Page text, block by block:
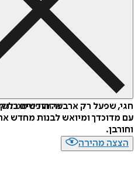
איזה פורמט
חגי, שפעל רק ארבעה חודשים
עם מדוכדך ומיואש לבנות מחדש
וחורבן.
הצצה מהירה